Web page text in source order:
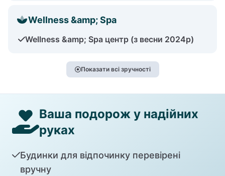
Wellness &amp; Spa
Wellness &amp; Spa центр (з весни 2024р)
Показати всі зручності
Ваша подорож у надійних
руках
Будинки для відпочинку перевірені
вручну